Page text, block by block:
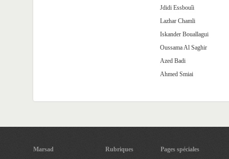
Jdidi Essbouîi
Lazhar Chamli
Iskander Bouallagui
Oussama Al Saghir
Azed Badi
Ahmed Smiai
Marsad
Rubriques
Pages spéciales